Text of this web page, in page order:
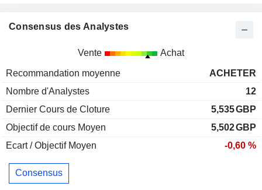
Consensus des Analystes
Vente Achat
Recommandation moyenne
ACHETER
Nombre d'Analystes
12
Dernier Cours de Cloture
5,535GBP
Objectif de cours Moyen
5,502GBP
Ecart / Objectif Moyen
-0,60 %
Consensus